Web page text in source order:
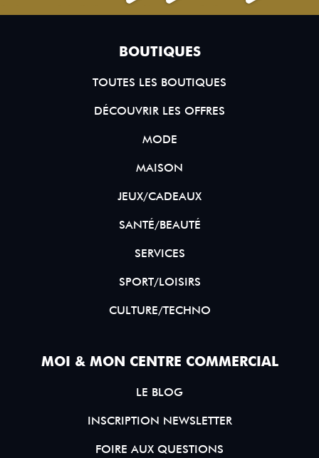
BOUTIQUES
TOUTES LES BOUTIQUES
DÉCOUVRIR LES OFFRES
MODE
MAISON
JEUX/CADEAUX
SANTÉ/BEAUTÉ
SERVICES
SPORT/LOISIRS
CULTURE/TECHNO
MOI & MON CENTRE COMMERCIAL
LE BLOG
INSCRIPTION NEWSLETTER
FOIRE AUX QUESTIONS